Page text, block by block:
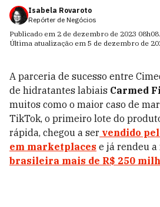
Isabela Rovaroto
Repórter de Negócios
Publicado em 2 de dezembro de 2023 08h08.
Última atualização em 5 de dezembro de
A parceria de sucesso entre
de hidratantes labiais Carmed
muitos como o maior caso de
TikTok, o primeiro lote do
rápida, chegou a ser vendido
em marketplaces e já rendeu a
brasileira mais de R$ 250